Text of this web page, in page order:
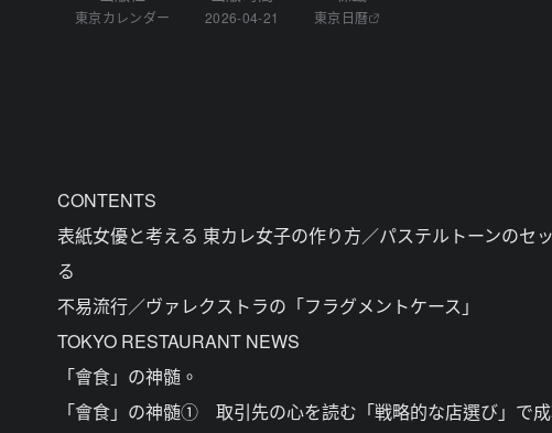
東京カレンダー 2026-04-21 東京日曆
CONTENTS
表紙女優と考える 東カレ女子の作り方／パステルトーンの
る
不易流行／ヴァレクストラの「フラグメントケース」
TOKYO RESTAURANT NEWS
「會食」の神髄。
「會食」の神髄① 取引先の心を読む「戦略的な店選び」で成